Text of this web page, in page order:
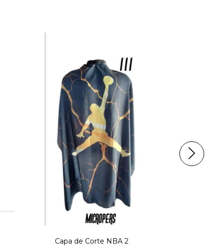
Capa de Corte NBA 2